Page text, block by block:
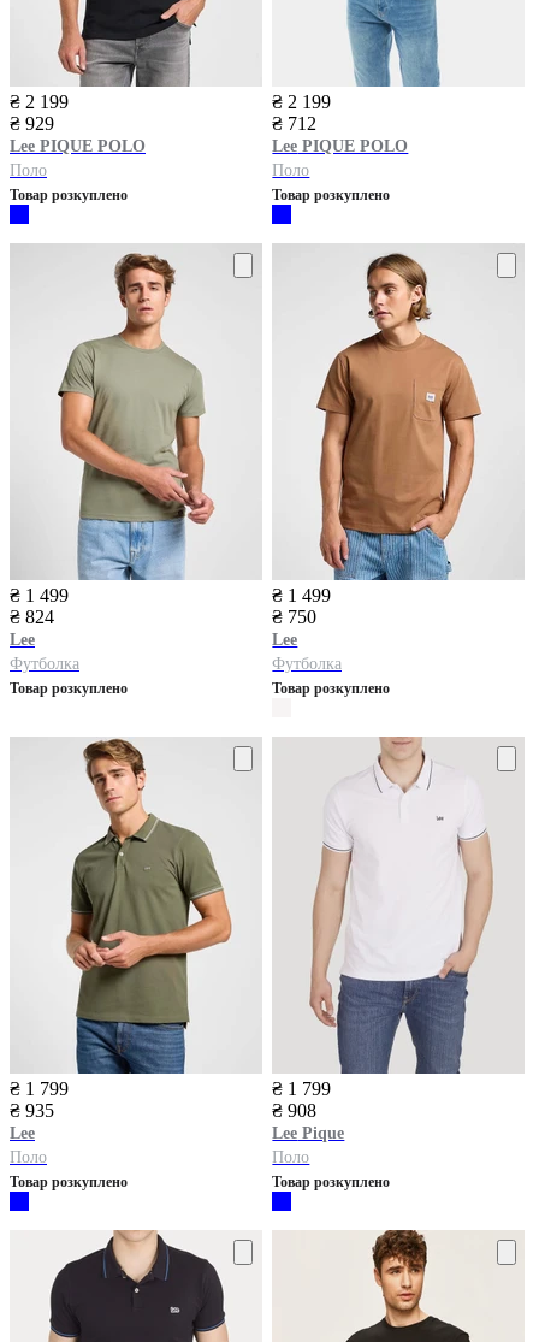
₴ 2 199
₴ 929
Lee PIQUE POLO
Поло
Товар розкуплено
₴ 2 199
₴ 712
Lee PIQUE POLO
Поло
Товар розкуплено
₴ 1 499
₴ 824
Lee
Футболка
Товар розкуплено
₴ 1 499
₴ 750
Lee
Футболка
Товар розкуплено
₴ 1 799
₴ 935
Lee
Поло
Товар розкуплено
₴ 1 799
₴ 908
Lee Pique
Поло
Товар розкуплено